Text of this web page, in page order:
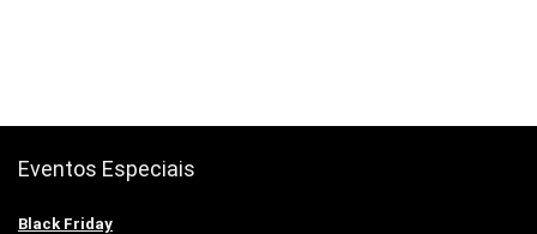
Eventos Especiais
Black Friday